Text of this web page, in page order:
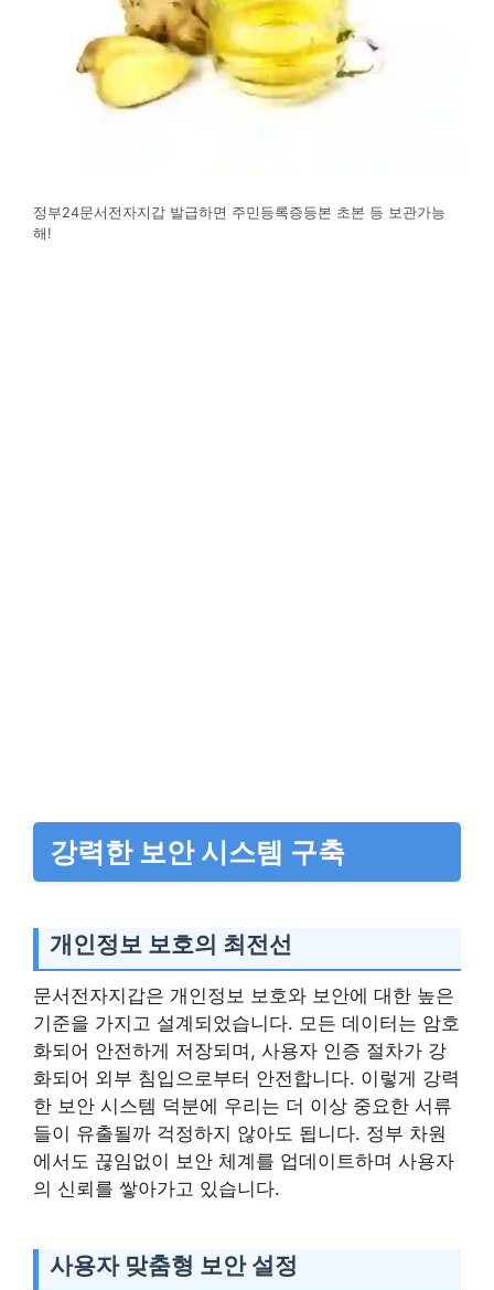
정부24문서전자지갑 발급하면 주민등록증등본 초본 등 보관가능
해!
강력한 보안 시스템 구축
개인정보 보호의 최전선
문서전자지갑은 개인정보 보호와 보안에 대한 높은
기준을 가지고 설계되었습니다. 모든 데이터는 암호
화되어 안전하게 저장되며, 사용자 인증 절차가 강
화되어 외부 침입으로부터 안전합니다. 이렇게 강력
한 보안 시스템 덕분에 우리는 더 이상 중요한 서류
들이 유출될까 걱정하지 않아도 됩니다. 정부 차원
에서도 끊임없이 보안 체계를 업데이트하며 사용자
의 신뢰를 쌓아가고 있습니다.
사용자 맞춤형 보안 설정